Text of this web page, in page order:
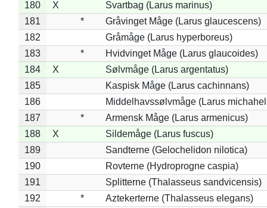
180
X
Svartbag (Larus marinus)
181
*
Gråvinget Måge (Larus glaucescens)
182
Gråmåge (Larus hyperboreus)
183
*
Hvidvinget Måge (Larus glaucoides)
184
X
Sølvmåge (Larus argentatus)
185
Kaspisk Måge (Larus cachinnans)
186
Middelhavssølvmåge (Larus
187
*
Armensk Måge (Larus armenicus)
188
X
Sildemåge (Larus fuscus)
189
Sandterne (Gelochelidon nilotica)
190
Rovterne (Hydroprogne caspia)
191
Splitterne (Thalasseus sandvicensis)
192
*
Aztekerterne (Thalasseus elegans)